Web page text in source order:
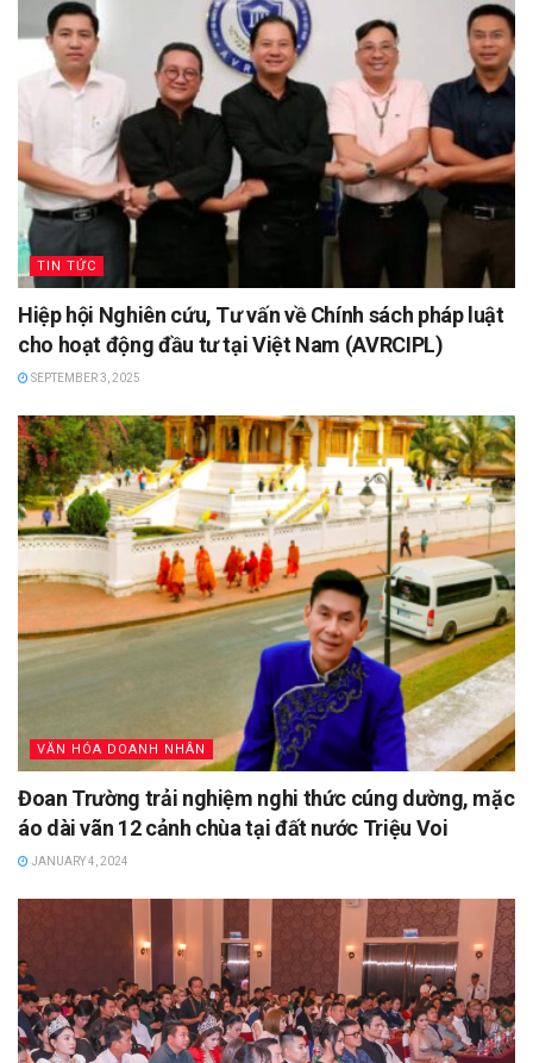
TIN TỨC
Hiệp hội Nghiên cứu, Tư vấn về Chính sách pháp luật
cho hoạt động đầu tư tại Việt Nam (AVRCIPL)
SEPTEMBER 3, 2025
VĂN HÓA DOANH NHÂN
Đoan Trường trải nghiệm nghi thức cúng dường, mặc
áo dài vãn 12 cảnh chùa tại đất nước Triệu Voi
JANUARY 4, 2024